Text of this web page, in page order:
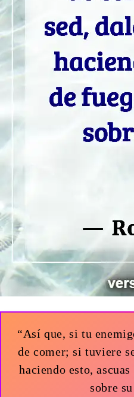
“Así que, si tu
de comer; si tuviere
haciendo esto,
sobre